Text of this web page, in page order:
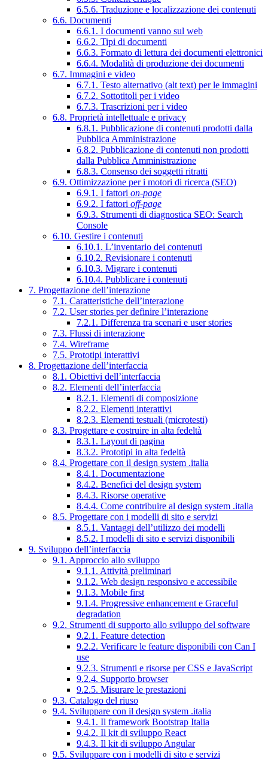
6.5.6. Traduzione e localizzazione dei contenuti
6.6. Documenti
6.6.1. I documenti vanno sul web
6.6.2. Tipi di documenti
6.6.3. Formato di lettura dei documenti elettronici
6.6.4. Modalità di produzione dei documenti
6.7. Immagini e video
6.7.1. Testo alternativo (alt text) per le immagini
6.7.2. Sottotitoli per i video
6.7.3. Trascrizioni per i video
6.8. Proprietà intellettuale e privacy
6.8.1. Pubblicazione di contenuti prodotti dalla
Pubblica Amministrazione
6.8.2. Pubblicazione di contenuti non prodotti
dalla Pubblica Amministrazione
6.8.3. Consenso dei soggetti ritratti
6.9. Ottimizzazione per i motori di ricerca (SEO)
6.9.1. I fattori on-page
6.9.2. I fattori off-page
6.9.3. Strumenti di diagnostica SEO: Search
Console
6.10. Gestire i contenuti
6.10.1. L’inventario dei contenuti
6.10.2. Revisionare i contenuti
6.10.3. Migrare i contenuti
6.10.4. Pubblicare i contenuti
7. Progettazione dell’interazione
7.1. Caratteristiche dell’interazione
7.2. User stories per definire l’interazione
7.2.1. Differenza tra scenari e user stories
7.3. Flussi di interazione
7.4. Wireframe
7.5. Prototipi interattivi
8. Progettazione dell’interfaccia
8.1. Obiettivi dell’interfaccia
8.2. Elementi dell’interfaccia
8.2.1. Elementi di composizione
8.2.2. Elementi interattivi
8.2.3. Elementi testuali (microtesti)
8.3. Progettare e costruire in alta fedeltà
8.3.1. Layout di pagina
8.3.2. Prototipi in alta fedeltà
8.4. Progettare con il design system .italia
8.4.1. Documentazione
8.4.2. Benefici del design system
8.4.3. Risorse operative
8.4.4. Come contribuire al design system .italia
8.5. Progettare con i modelli di sito e servizi
8.5.1. Vantaggi dell’utilizzo dei modelli
8.5.2. I modelli di sito e servizi disponibili
9. Sviluppo dell’interfaccia
9.1. Approccio allo sviluppo
9.1.1. Attività preliminari
9.1.2. Web design responsivo e accessibile
9.1.3. Mobile first
9.1.4. Progressive enhancement e Graceful
degradation
9.2. Strumenti di supporto allo sviluppo del software
9.2.1. Feature detection
9.2.2. Verificare le feature disponibili con Can I
use
9.2.3. Strumenti e risorse per CSS e JavaScript
9.2.4. Supporto browser
9.2.5. Misurare le prestazioni
9.3. Catalogo del riuso
9.4. Sviluppare con il design system .italia
9.4.1. Il framework Bootstrap Italia
9.4.2. Il kit di sviluppo React
9.4.3. Il kit di sviluppo Angular
9.5. Sviluppare con i modelli di sito e servizi